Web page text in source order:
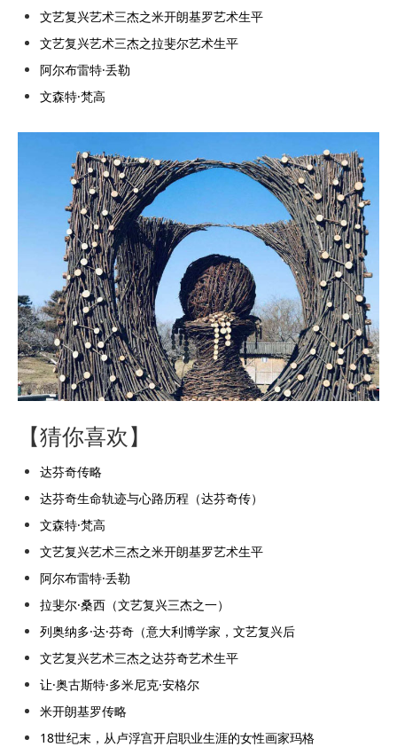
文艺复兴艺术三杰之米开朗基罗艺术生平
文艺复兴艺术三杰之拉斐尔艺术生平
阿尔布雷特·丢勒
文森特·梵高
【猜你喜欢】
达芬奇传略
达芬奇生命轨迹与心路历程（达芬奇传）
文森特·梵高
文艺复兴艺术三杰之米开朗基罗艺术生平
阿尔布雷特·丢勒
拉斐尔·桑西（文艺复兴三杰之一）
列奥纳多·达·芬奇（意大利博学家，文艺复兴后
文艺复兴艺术三杰之达芬奇艺术生平
让·奥古斯特·多米尼克·安格尔
米开朗基罗传略
18世纪末，从卢浮宫开启职业生涯的女性画家玛格